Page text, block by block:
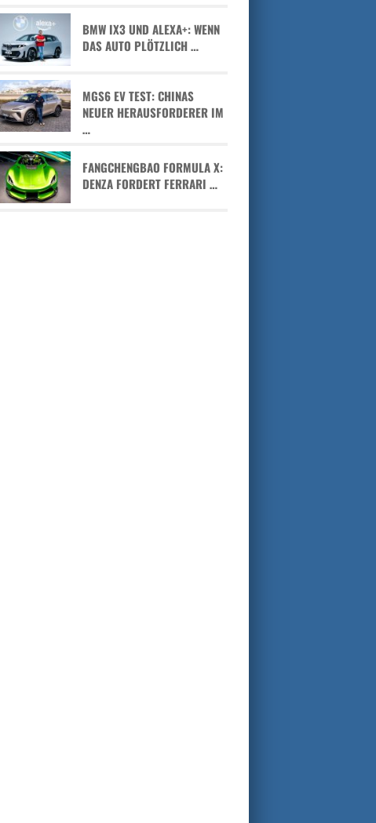
BMW IX3 UND ALEXA+: WENN
DAS AUTO PLÖTZLICH …
MGS6 EV TEST: CHINAS
NEUER HERAUSFORDERER IM
…
FANGCHENGBAO FORMULA X:
DENZA FORDERT FERRARI …